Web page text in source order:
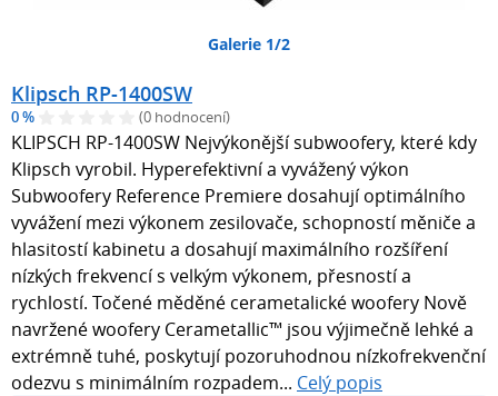
Galerie 1/2
Klipsch RP-1400SW
0 % (0 hodnocení)
KLIPSCH RP-1400SW Nejvýkonější subwoofery, které kdy
Klipsch vyrobil. Hyperefektivní a vyvážený výkon
Subwoofery Reference Premiere dosahují optimálního
vyvážení mezi výkonem zesilovače, schopností měniče a
hlasitostí kabinetu a dosahují maximálního rozšíření
nízkých frekvencí s velkým výkonem, přesností a
rychlostí. Točené měděné cerametalické woofery Nově
navržené woofery Cerametallic™ jsou výjimečně lehké a
extrémně tuhé, poskytují pozoruhodnou nízkofrekvenční
odezvu s minimálním rozpadem... Celý popis